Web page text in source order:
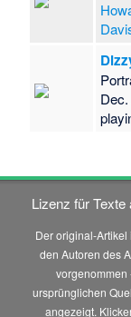
Lizenz für Texte
Der original-Artikel
den Autoren des
ursprünglichen
angezeigt.